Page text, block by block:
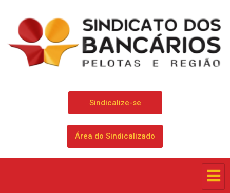
Sindicalize-se
Área do Sindicalizado